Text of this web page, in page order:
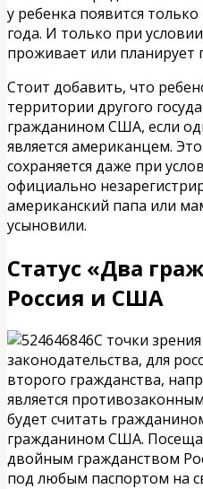
у ребенка появится
года. И только при
проживает или планирует
Стоит добавить, что
территории другого
гражданином США, если
является американцем.
сохраняется даже при
официально
американский папа или
усыновили.
Статус «Два
Россия и США
С точки
законодательства, для
второго гражданства,
является
будет считать
гражданином США.
двойным гражданством
под любым паспортом на